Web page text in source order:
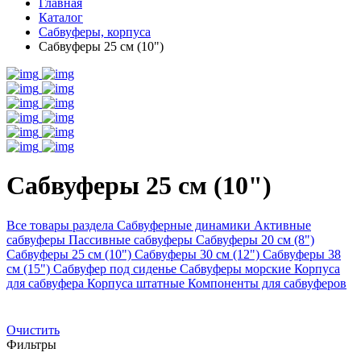
Главная
Каталог
Сабвуферы, корпуса
Сабвуферы 25 см (10")
Сабвуферы 25 см (10")
Все товары раздела Сабвуферные динамики Активные
сабвуферы Пассивные сабвуферы Сабвуферы 20 см (8")
Сабвуферы 25 см (10") Сабвуферы 30 см (12") Сабвуферы 38
см (15") Сабвуфер под сиденье Сабвуферы морские Корпуса
для сабвуфера Корпуса штатные Компоненты для сабвуферов
Очистить
Фильтры